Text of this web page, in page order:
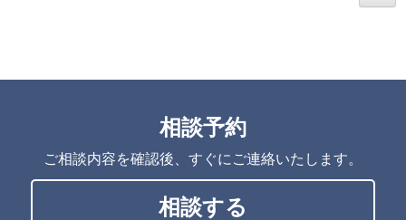
相談予約
ご相談内容を確認後、すぐにご連絡いたします。
相談する